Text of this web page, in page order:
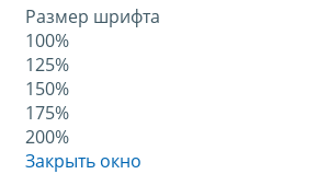
Размер шрифта
100%
125%
150%
175%
200%
Закрыть окно